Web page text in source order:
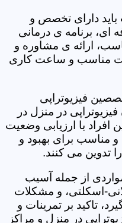
باید دارای تخصص و
ای، برنامه ی درمانی
ارائه ی مشاوره و
مناسب و ساعت کاری
فیزیوتراپی
در منزل در
افراد با ارزیابی وضعیت
و مناسب برای بهبود و
تدوین می کنند.
از جمله آسیب
اسکلتی، و مشکلات
تاکید بر تمرینات و
در منزل و مراکز